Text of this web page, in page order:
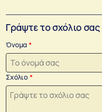
Γράψτε το σχόλιο σας
Όνομα
Σχόλιο